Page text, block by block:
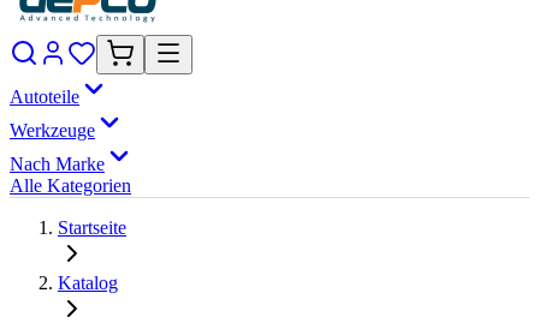
Autoteile
Werkzeuge
Nach Marke
Alle Kategorien
Startseite
Katalog